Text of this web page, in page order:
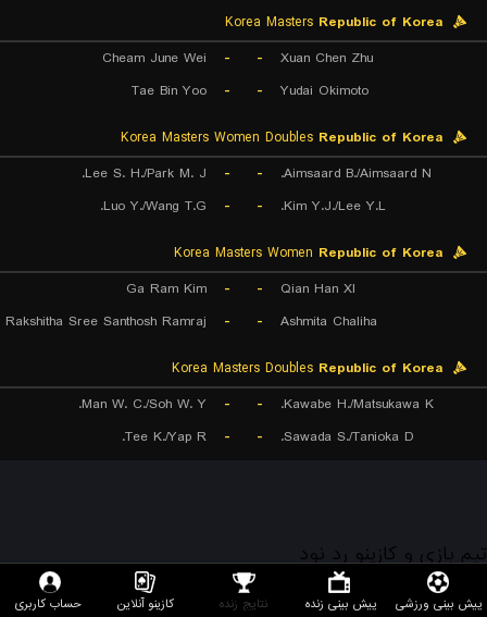
Republic of Korea
Xuan Chen Zhu
-
-
Cheam June Wei
Yudai Okimoto
-
-
Tae Bin Yoo
Republic of Korea
Aimsaard B./Aimsaard N.
-
-
Lee S. H./Park M. J.
Kim Y.J./Lee Y.L.
-
-
Luo Y./Wang T.G.
Republic of Korea
Qian Han XI
-
-
Ga Ram Kim
Ashmita Chaliha
-
-
Rakshitha Sree Santhosh Ramraj
Republic of Korea
Kawabe H./Matsukawa K.
-
-
Man W. C./Soh W. Y.
Sawada S./Tanioka D.
-
-
Tee K./Yap R.
پیش بینی ورزشی پیش بینی زنده نتایج زنده کازینو آنلاین حساب کاربری
تیم بازی و کازینو رد نود